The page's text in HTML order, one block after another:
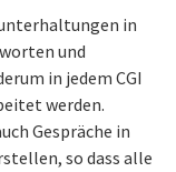
in
und
in jedem CGI
werden.
Gespräche in
so dass alle